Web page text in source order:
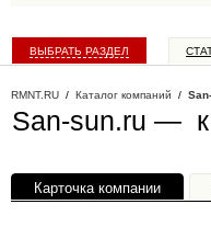
ВЫБРАТЬ РАЗДЕЛ
RMNT.RU / Каталог компаний /
San-sun.ru —
Карточка компании